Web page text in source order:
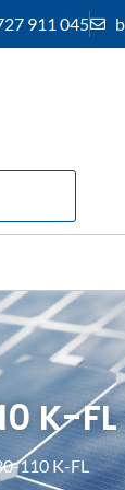
911 045
K-FL
110 K-FL